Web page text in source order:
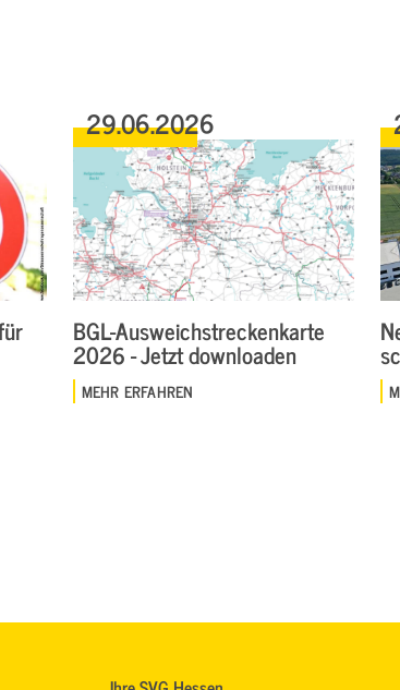
29.06.2026
BGL-Ausweichstreckenkarte
2026 - Jetzt downloaden
MEHR ERFAHREN